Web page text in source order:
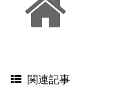
関連記事